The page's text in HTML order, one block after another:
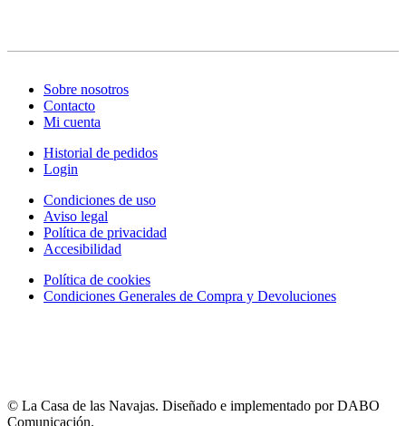
Sobre nosotros
Contacto
Mi cuenta
Historial de pedidos
Login
Condiciones de uso
Aviso legal
Política de privacidad
Accesibilidad
Política de cookies
Condiciones Generales de Compra y Devoluciones
© La Casa de las Navajas. Diseñado e implementado por DABO
Comunicación.